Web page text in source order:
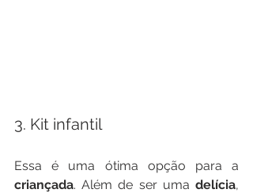
3. Kit infantil
criançada. Além de ser uma delícia,